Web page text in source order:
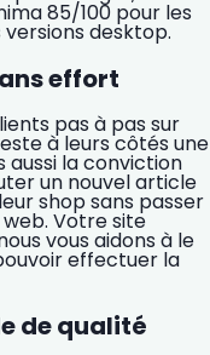
85/100 pour les
desktop.
effort
pas à pas sur
à leurs côtés une
aussi la conviction
un nouvel article
shop sans passer
Votre site
vous aidons à le
effectuer la
de qualité